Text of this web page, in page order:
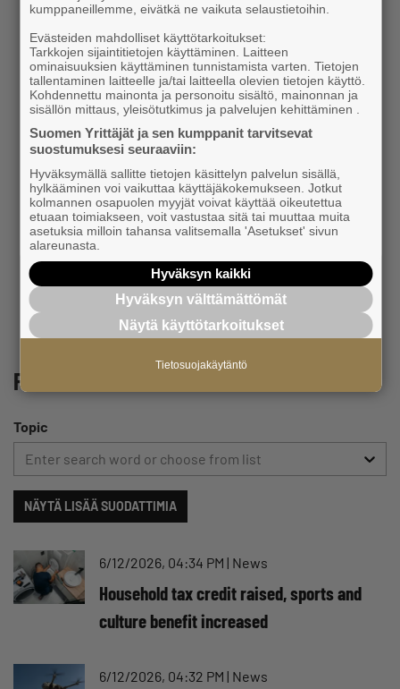
New ownership threshold for in-house
companies, single-bid tenders must be re-
run
Business owner: submit this information,
avoid penalty
See all our news
Filter
Topic
Enter search word or choose from list
NÄYTÄ LISÄÄ SUODATTIMIA
6/12/2026, 04:34 PM | News
Household tax credit raised, sports and
culture benefit increased
6/12/2026, 04:32 PM | News
kumppaneillemme, eivätkä ne vaikuta selaustietoihin.
Evästeiden mahdolliset käyttötarkoitukset:
Tarkkojen sijaintitietojen käyttäminen. Laitteen
ominaisuuksien käyttäminen tunnistamista varten. Tietojen
tallentaminen laitteelle ja/tai laitteella olevien tietojen käyttö.
Kohdennettu mainonta ja personoitu sisältö, mainonnan ja
sisällön mittaus, yleisötutkimus ja palvelujen kehittäminen .
Suomen Yrittäjät ja sen kumppanit tarvitsevat
suostumuksesi seuraaviin:
Hyväksymällä sallitte tietojen käsittelyn palvelun sisällä,
hylkääminen voi vaikuttaa käyttäjäkokemukseen. Jotkut
kolmannen osapuolen myyjät voivat käyttää oikeutettua
etuaan toimiakseen, voit vastustaa sitä tai muuttaa muita
asetuksia milloin tahansa valitsemalla 'Asetukset' sivun
alareunasta.
Hyväksyn kaikki
Hyväksyn välttämättömät
Näytä käyttötarkoitukset
Tietosuojakäytäntö